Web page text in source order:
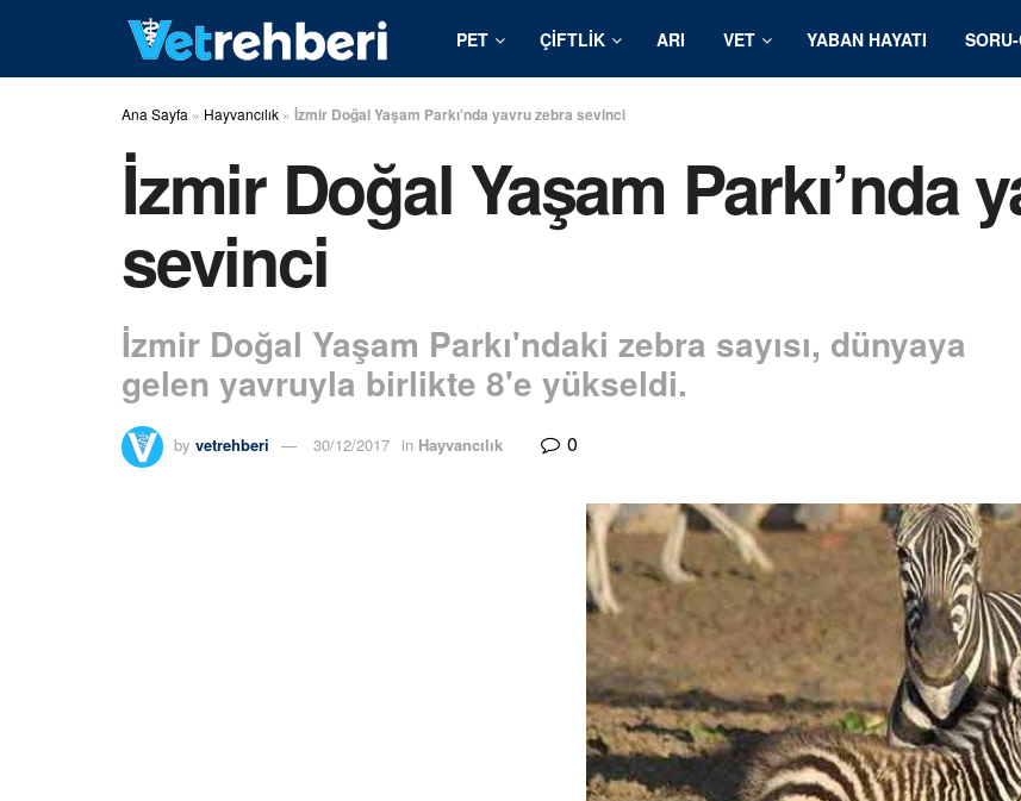
PET ÇIFTLIK ARI VET YABAN HAYATI
Ana Sayfa » Hayvancılık » İzmir Doğal Yaşam Parkı’nda yavru zebra sevinci
İzmir Doğal Yaşam Parkı’nda
sevinci
İzmir Doğal Yaşam Parkı'ndaki zebra sayısı, dünyaya
gelen yavruyla birlikte 8'e yükseldi.
by vetrehberi 30/12/2017 in Hayvancılık 0